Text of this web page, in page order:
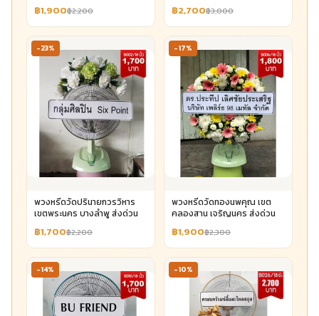
฿1,900฿2,200 ฿2,700฿3,000
-23%
พวงหรีดวัดปรินายกวรวิหาร
เขตพระนคร บางลำพู ส่งด่วน
฿1,700฿2,200
-17%
พวงหรีดวัดทองนพคุณ เขต
คลองสาน เจริญนคร ส่งด่วน
฿1,900฿2,300
-14% -10%